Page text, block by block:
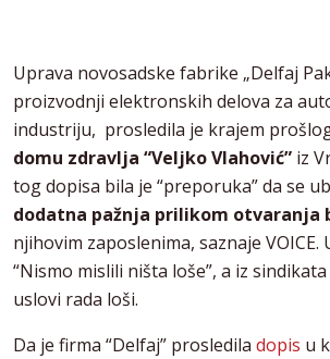
Uprava novosadske fabrike „Delfaj
proizvodnji elektronskih delova za
industriju, prosledila je krajem
domu zdravlja “Veljko Vlahović” iz
tog dopisa bila je “preporuka” da se
dodatna pažnja prilikom otvaranja
njihovim zaposlenima, saznaje VOICE.
“Nismo mislili ništa loše”, a iz
uslovi rada loši.
Da je firma “Delfaj” prosledila dopis u